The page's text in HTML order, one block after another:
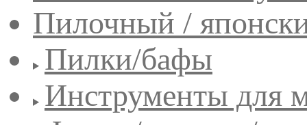
Пилочный /
Пилки/бафы
Инструменты для